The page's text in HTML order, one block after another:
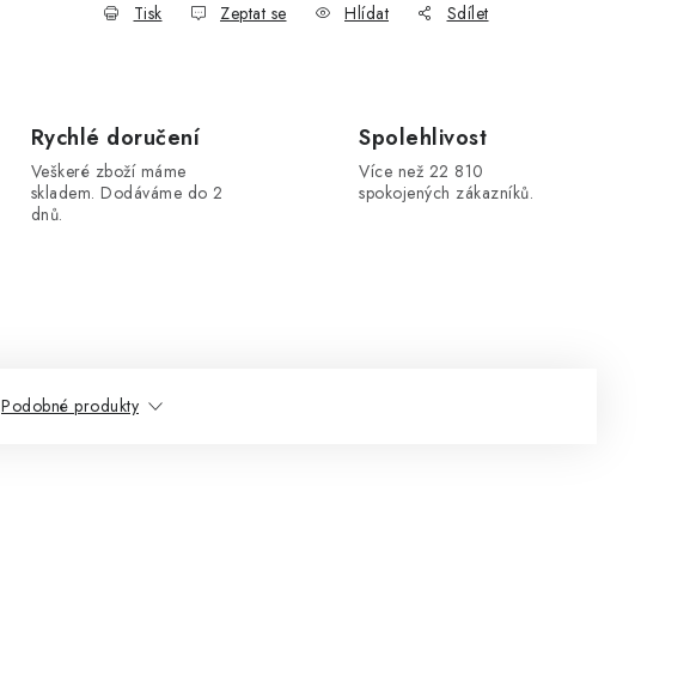
Tisk Zeptat se Hlídat Sdílet
Rychlé doručení
Veškeré zboží máme
skladem. Dodáváme do 2
dnů.
Spolehlivost
Více než 22 810
spokojených zákazníků.
Podobné produkty